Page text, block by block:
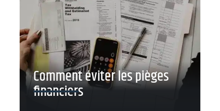
Comment éviter les pièges
financiers